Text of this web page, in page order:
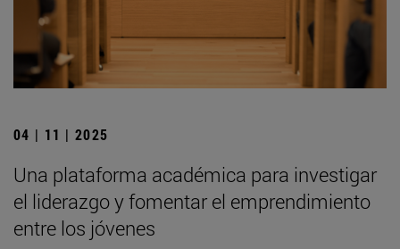
04 | 11 | 2025
Una plataforma académica para investigar
el liderazgo y fomentar el emprendimiento
entre los jóvenes